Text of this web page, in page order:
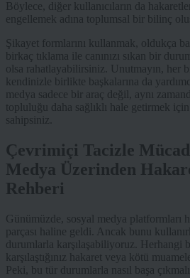
Böylece, diğer kullanıcıların da
engellemek adına toplumsal bir bilinç
Şikayet formlarını kullanmak, oldukça
birkaç tıklama ile canınızı sıkan bir
olsa rahatlayabilirsiniz. Unutmayın, her
kendinizle birlikte başkalarına da
medya sadece bir araç değil, aynı
topluluğu daha sağlıklı hale getirmek
sahipsiniz.
Çevrimiçi Tacizle
Medya Üzerinden
Rehberi
Günümüzde, sosyal medya platformları
parçası haline geldi. Ancak bunu
durumlarla karşılaşabiliyoruz. Herhangi
karşılaştığınız hakaret veya kötü
Peki, bu tür durumlarla nasıl başa